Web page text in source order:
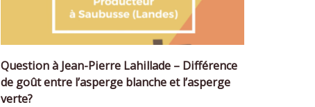
Question à Jean-Pierre Lahillade – Différence
de goût entre l’asperge blanche et l’asperge
verte?